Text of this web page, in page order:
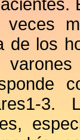
veces
de los
3.